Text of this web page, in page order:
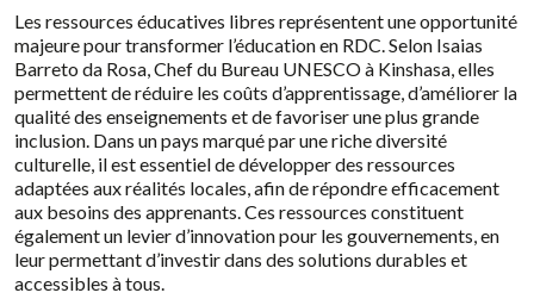
Les ressources éducatives libres représentent une opportunité
majeure pour transformer l’éducation en RDC. Selon Isaias
Barreto da Rosa, Chef du Bureau UNESCO à Kinshasa, elles
permettent de réduire les coûts d’apprentissage, d’améliorer la
qualité des enseignements et de favoriser une plus grande
inclusion. Dans un pays marqué par une riche diversité
culturelle, il est essentiel de développer des ressources
adaptées aux réalités locales, afin de répondre efficacement
aux besoins des apprenants. Ces ressources constituent
également un levier d’innovation pour les gouvernements, en
leur permettant d’investir dans des solutions durables et
accessibles à tous.